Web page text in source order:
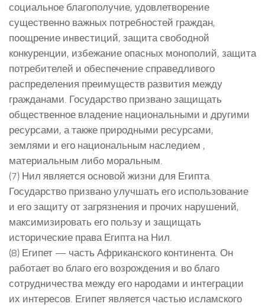
социальное благополучие, удовлетворение
существенно важных потребностей граждан,
поощрение инвестиций, защита свободной
конкуренции, избежание опасных монополий, защита
потребителей и обеспечение справедливого
распределения преимуществ развития между
гражданами. Государство призвано защищать
общественное владение национальными и другими
ресурсами, а также природными ресурсами,
землями и его национальным наследием ,
материальным либо моральным.
(7) Нил является основой жизни для Египта.
Государство призвано улучшать его использование
и его защиту от загрязнения и прочих нарушений,
максимизировать его пользу и защищать
исторические права Египта на Нил.
(8) Египет — часть Африканского континента. Он
работает во благо его возрождения и во благо
сотрудничества между его народами и интеграции
их интересов. Египет является частью исламского